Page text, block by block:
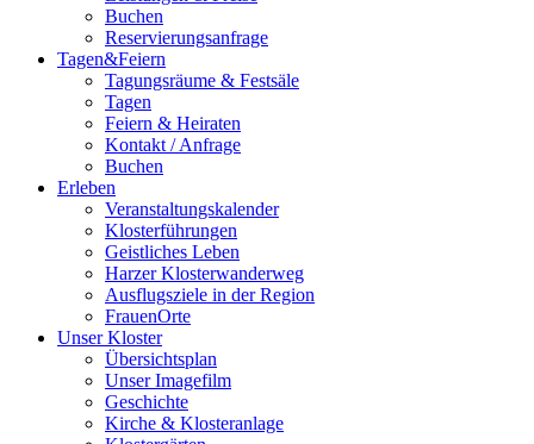
Buchen
Reservierungsanfrage
Tagen&Feiern
Tagungsräume & Festsäle
Tagen
Feiern & Heiraten
Kontakt / Anfrage
Buchen
Erleben
Veranstaltungskalender
Klosterführungen
Geistliches Leben
Harzer Klosterwanderweg
Ausflugsziele in der Region
FrauenOrte
Unser Kloster
Übersichtsplan
Unser Imagefilm
Geschichte
Kirche & Klosteranlage